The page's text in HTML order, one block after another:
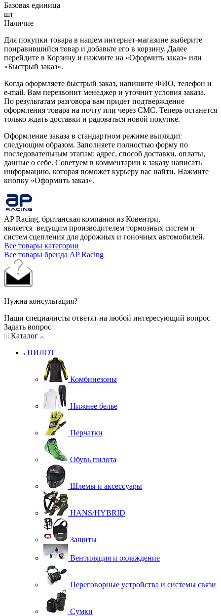
Базовая единица
шт
Наличие
Для покупки товара в нашем интернет-магазине выберите
понравившийся товар и добавьте его в корзину. Далее
перейдите в Корзину и нажмите на «Оформить заказ» или
«Быстрый заказ».
Когда оформляете быстрый заказ, напишите ФИО, телефон и
e-mail. Вам перезвонит менеджер и уточнит условия заказа.
По результатам разговора вам придет подтверждение
оформления товара на почту или через СМС. Теперь останется
только ждать доставки и радоваться новой покупке.
Оформление заказа в стандартном режиме выглядит
следующим образом. Заполняете полностью форму по
последовательным этапам: адрес, способ доставки, оплаты,
данные о себе. Советуем в комментарии к заказу написать
информацию, которая поможет курьеру вас найти. Нажмите
кнопку «Оформить заказ».
AP Racing, британская компания из Ковентри,
является ведущим производителем тормозных систем и
систем сцепления для дорожных и гоночных автомобилей.
Все товары категории
Все товары бренда AP Racing
Нужна консультация?
Наши специалисты ответят на любой интересующий вопрос
Задать вопрос
Каталог
ПИЛОТ
Комбинезоны
Нижнее белье
Перчатки
Обувь пилота
Шлемы и аксессуары
HANS/HYBRID
Защиты
Вентиляция и охлаждение
Переговорные устройства и системы связи
Сумки